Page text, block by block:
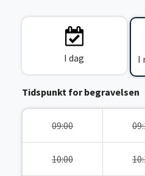
I dag I
Tidspunkt for begravelsen
09:00
10:00